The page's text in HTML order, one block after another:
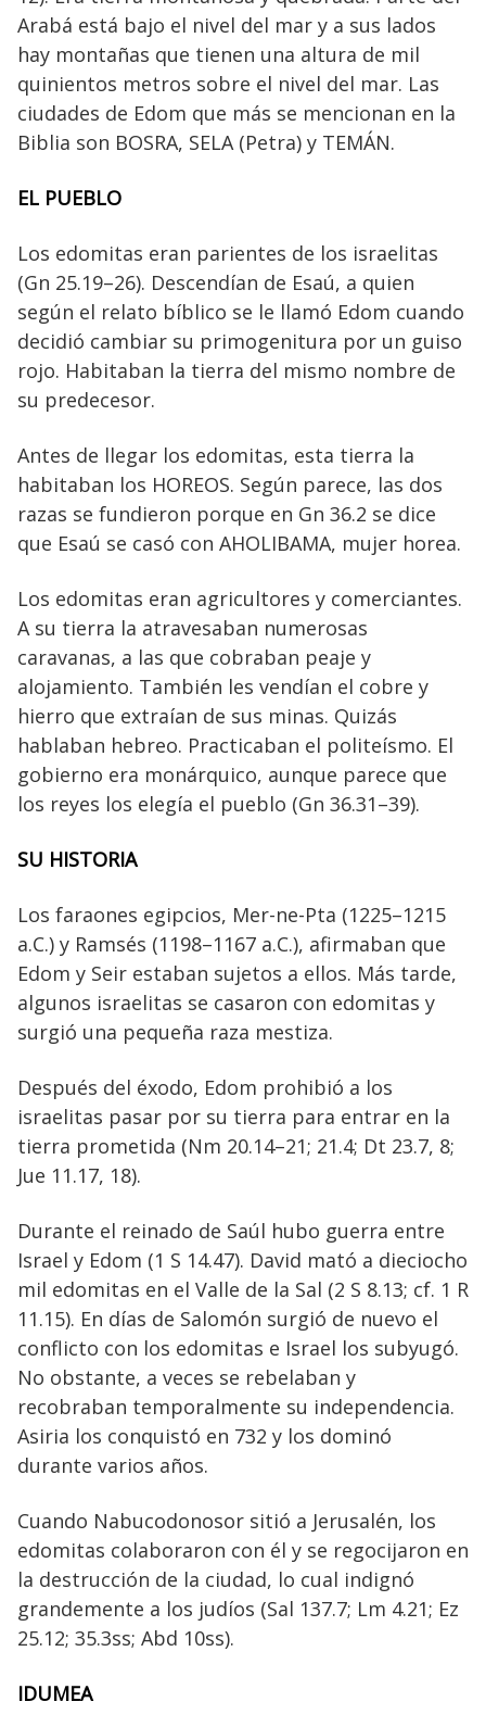
Arabá está bajo el nivel del mar y a sus lados
hay montañas que tienen una altura de mil
quinientos metros sobre el nivel del mar. Las
ciudades de Edom que más se mencionan en la
Biblia son BOSRA, SELA (Petra) y TEMÁN.
EL PUEBLO
Los edomitas eran parientes de los israelitas
(Gn 25.19–26). Descendían de Esaú, a quien
según el relato bíblico se le llamó Edom cuando
decidió cambiar su primogenitura por un guiso
rojo. Habitaban la tierra del mismo nombre de
su predecesor.
Antes de llegar los edomitas, esta tierra la
habitaban los HOREOS. Según parece, las dos
razas se fundieron porque en Gn 36.2 se dice
que Esaú se casó con AHOLIBAMA, mujer horea.
Los edomitas eran agricultores y comerciantes.
A su tierra la atravesaban numerosas
caravanas, a las que cobraban peaje y
alojamiento. También les vendían el cobre y
hierro que extraían de sus minas. Quizás
hablaban hebreo. Practicaban el politeísmo. El
gobierno era monárquico, aunque parece que
los reyes los elegía el pueblo (Gn 36.31–39).
SU HISTORIA
Los faraones egipcios, Mer-ne-Pta (1225–1215
a.C.) y Ramsés (1198–1167 a.C.), afirmaban que
Edom y Seir estaban sujetos a ellos. Más tarde,
algunos israelitas se casaron con edomitas y
surgió una pequeña raza mestiza.
Después del éxodo, Edom prohibió a los
israelitas pasar por su tierra para entrar en la
tierra prometida (Nm 20.14–21; 21.4; Dt 23.7, 8;
Jue 11.17, 18).
Durante el reinado de Saúl hubo guerra entre
Israel y Edom (1 S 14.47). David mató a dieciocho
mil edomitas en el Valle de la Sal (2 S 8.13; cf. 1 R
11.15). En días de Salomón surgió de nuevo el
conflicto con los edomitas e Israel los subyugó.
No obstante, a veces se rebelaban y
recobraban temporalmente su independencia.
Asiria los conquistó en 732 y los dominó
durante varios años.
Cuando Nabucodonosor sitió a Jerusalén, los
edomitas colaboraron con él y se regocijaron en
la destrucción de la ciudad, lo cual indignó
grandemente a los judíos (Sal 137.7; Lm 4.21; Ez
25.12; 35.3ss; Abd 10ss).
IDUMEA